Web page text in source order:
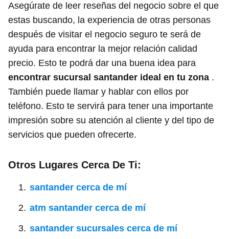
Asegúrate de leer reseñas del negocio sobre el que
estas buscando, la experiencia de otras personas
después de visitar el negocio seguro te será de
ayuda para encontrar la mejor relación calidad
precio. Esto te podrá dar una buena idea para
encontrar sucursal santander ideal en tu zona .
También puede llamar y hablar con ellos por
teléfono. Esto te servirá para tener una importante
impresión sobre su atención al cliente y del tipo de
servicios que pueden ofrecerte.
Otros Lugares Cerca De Ti:
santander cerca de mí
atm santander cerca de mí
santander sucursales cerca de mí